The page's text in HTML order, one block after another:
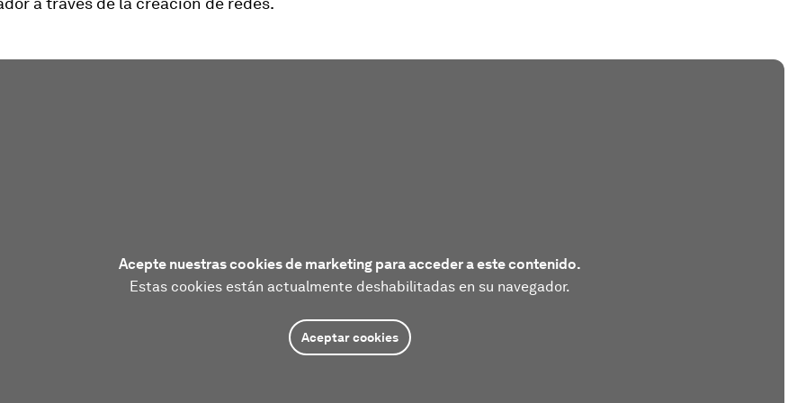
Acepte nuestras cookies de marketing para acceder a este contenido.
Estas cookies están actualmente deshabilitadas en su navegador.
Aceptar cookies